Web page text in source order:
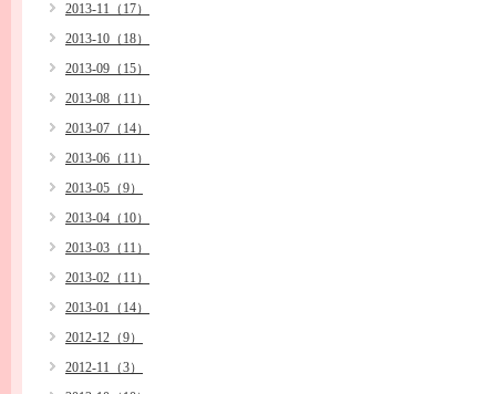
2013-11（17）
2013-10（18）
2013-09（15）
2013-08（11）
2013-07（14）
2013-06（11）
2013-05（9）
2013-04（10）
2013-03（11）
2013-02（11）
2013-01（14）
2012-12（9）
2012-11（3）